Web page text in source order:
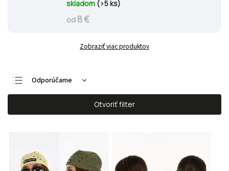
skladom (>5 ks)
od 8 €
Zobraziť viac produktov
Odporúčame
Najlacnejšie
Najdrahšie
Otvoriť filter